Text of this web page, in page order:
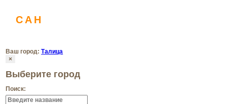
САН
Ваш город:Талица
×
Выберите город
Поиск: